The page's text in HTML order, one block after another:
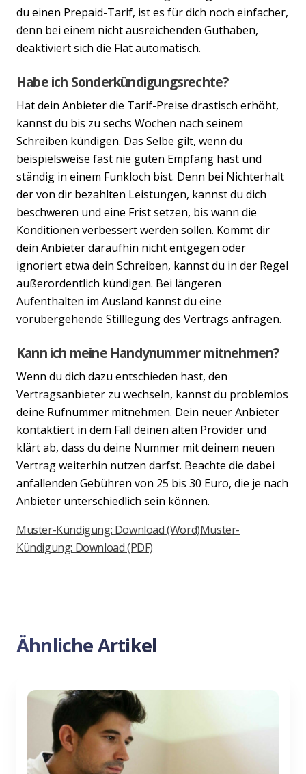
Previous
du einen Prepaid-Tarif, ist es für dich noch einfacher,
denn bei einem nicht ausreichenden Guthaben,
deaktiviert sich die Flat automatisch.
Habe ich Sonderkündigungsrechte?
Hat dein Anbieter die Tarif-Preise drastisch erhöht,
kannst du bis zu sechs Wochen nach seinem
Schreiben kündigen. Das Selbe gilt, wenn du
beispielsweise fast nie guten Empfang hast und
ständig in einem Funkloch bist. Denn bei Nichterhalt
der von dir bezahlten Leistungen, kannst du dich
beschweren und eine Frist setzen, bis wann die
Konditionen verbessert werden sollen. Kommt dir
dein Anbieter daraufhin nicht entgegen oder
ignoriert etwa dein Schreiben, kannst du in der Regel
außerordentlich kündigen. Bei längeren
Aufenthalten im Ausland kannst du eine
vorübergehende Stilllegung des Vertrags anfragen.
Kann ich meine Handynummer mitnehmen?
Wenn du dich dazu entschieden hast, den
Vertragsanbieter zu wechseln, kannst du problemlos
deine Rufnummer mitnehmen. Dein neuer Anbieter
kontaktiert in dem Fall deinen alten Provider und
klärt ab, dass du deine Nummer mit deinem neuen
Vertrag weiterhin nutzen darfst. Beachte die dabei
anfallenden Gebühren von 25 bis 30 Euro, die je nach
Anbieter unterschiedlich sein können.
Muster-Kündigung: Download (Word)Muster-
Kündigung: Download (PDF)
Ähnliche Artikel